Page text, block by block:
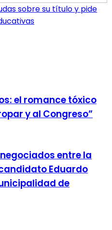
sobre su título y pide
el romance tóxico
y al Congreso”
entre la
Eduardo
de